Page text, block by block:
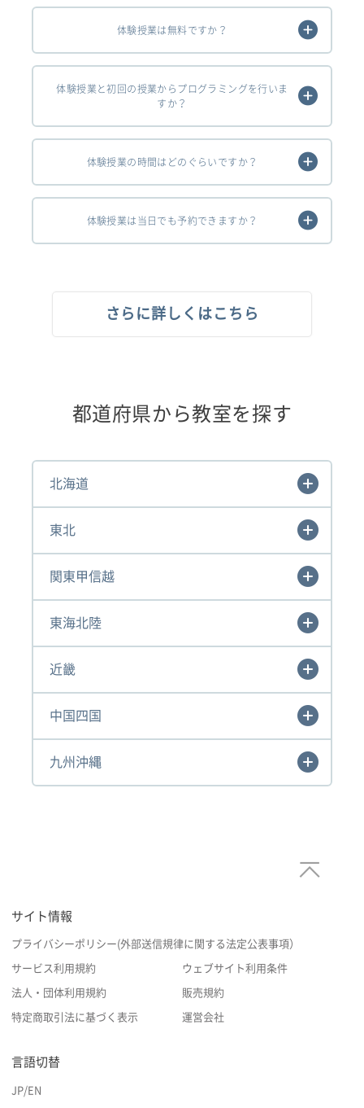
体験授業は無料ですか？
体験授業と初回の授業からプログラミングを行いま
すか？
体験授業の時間はどのぐらいですか？
体験授業は当日でも予約できますか？
さらに詳しくはこちら
都道府県から教室を探す
北海道
東北
関東甲信越
東海北陸
近畿
中国四国
九州沖縄
サイト情報
プライバシーポリシー(外部送信規律に関する法定公表事項）
サービス利用規約 ウェブサイト利用条件
法人・団体利用規約 販売規約
特定商取引法に基づく表示 運営会社
言語切替
JP/EN